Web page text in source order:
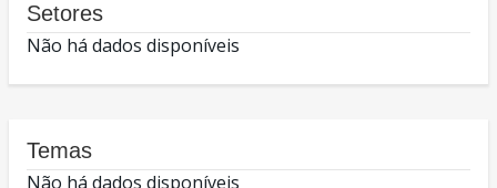
Setores
Não há dados disponíveis
Temas
Não há dados disponíveis